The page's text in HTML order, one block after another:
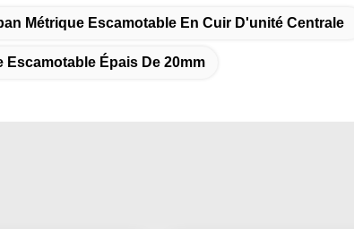
Métrique Escamotable En Cuir D'unité Centrale
Escamotable Épais De 20mm